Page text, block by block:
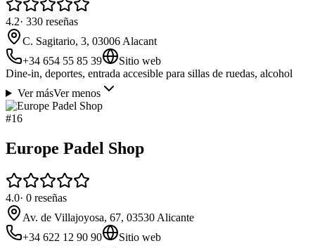
4.2· 330 reseñas
C. Sagitario, 3, 03006 Alacant
+34 654 55 85 39
Sitio web
Dine-in, deportes, entrada accesible para sillas de ruedas, alcohol
Ver másVer menos
#16
Europe Padel Shop
4.0· 0 reseñas
Av. de Villajoyosa, 67, 03530 Alicante
+34 622 12 90 90
Sitio web